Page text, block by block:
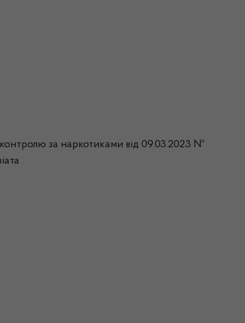
контролю за наркотиками від 09.03.2023 №